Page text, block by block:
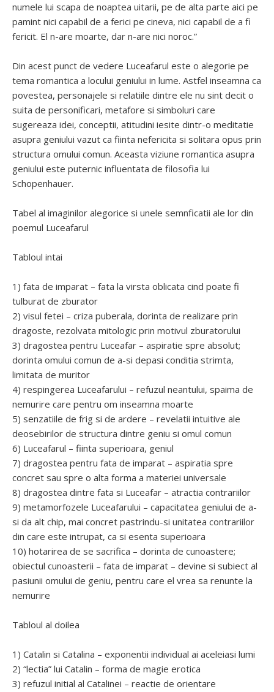
numele lui scapa de noaptea uitarii, pe de alta parte aici pe
pamint nici capabil de a ferici pe cineva, nici capabil de a fi
fericit. El n-are moarte, dar n-are nici noroc.”
Din acest punct de vedere Luceafarul este o alegorie pe
tema romantica a locului geniului in lume. Astfel inseamna ca
povestea, personajele si relatiile dintre ele nu sint decit o
suita de personificari, metafore si simboluri care
sugereaza idei, conceptii, atitudini iesite dintr-o meditatie
asupra geniului vazut ca fiinta nefericita si solitara opus prin
structura omului comun. Aceasta viziune romantica asupra
geniului este puternic influentata de filosofia lui
Schopenhauer.
Tabel al imaginilor alegorice si unele semnficatii ale lor din
poemul Luceafarul
Tabloul intai
1) fata de imparat – fata la virsta oblicata cind poate fi
tulburat de zburator
2) visul fetei – criza puberala, dorinta de realizare prin
dragoste, rezolvata mitologic prin motivul zburatorului
3) dragostea pentru Luceafar – aspiratie spre absolut;
dorinta omului comun de a-si depasi conditia strimta,
limitata de muritor
4) respingerea Luceafarului – refuzul neantului, spaima de
nemurire care pentru om inseamna moarte
5) senzatiile de frig si de ardere – revelatii intuitive ale
deosebirilor de structura dintre geniu si omul comun
6) Luceafarul – fiinta superioara, geniul
7) dragostea pentru fata de imparat – aspiratia spre
concret sau spre o alta forma a materiei universale
8) dragostea dintre fata si Luceafar – atractia contrariilor
9) metamorfozele Luceafarului – capacitatea geniului de a-
si da alt chip, mai concret pastrindu-si unitatea contrariilor
din care este intrupat, ca si esenta superioara
10) hotarirea de se sacrifica – dorinta de cunoastere;
obiectul cunoasterii – fata de imparat – devine si subiect al
pasiunii omului de geniu, pentru care el vrea sa renunte la
nemurire
Tabloul al doilea
1) Catalin si Catalina – exponentii individual ai aceleiasi lumi
2) “lectia” lui Catalin – forma de magie erotica
3) refuzul initial al Catalinei – reactie de orientare